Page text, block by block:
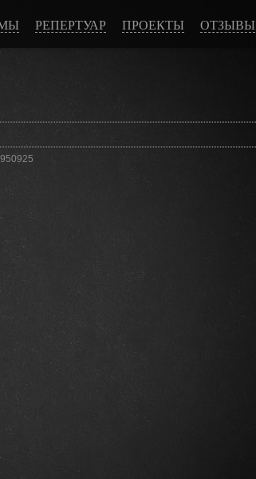
РЕПЕРТУАР ПРОЕКТЫ ОТЗЫВЫ